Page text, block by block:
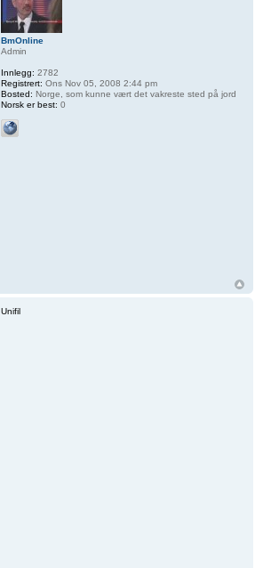
BmOnline
Admin
Innlegg: 2782
Registrert: Ons Nov 05, 2008 2:44 pm
Bosted: Norge, som kunne vært det vakreste sted på jord
Norsk er best: 0
Unifil